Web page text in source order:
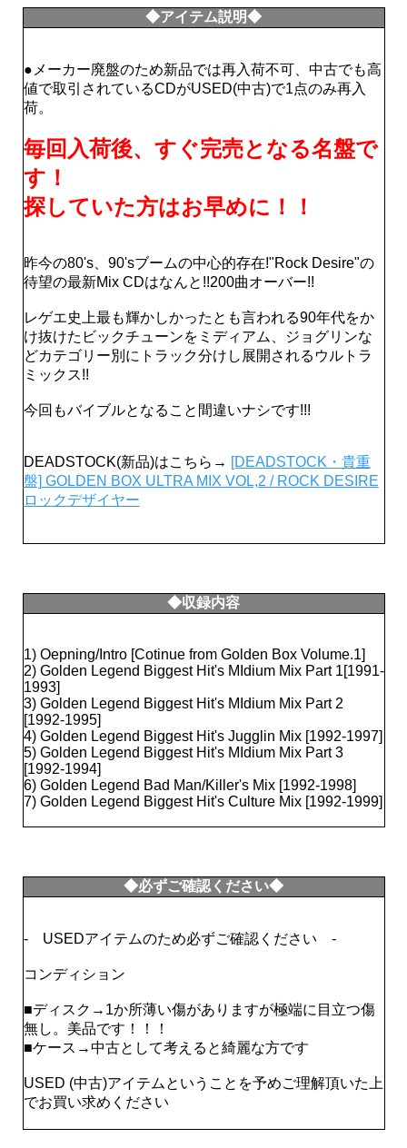
◆アイテム説明◆
●メーカー廃盤のため新品では再入荷不可、中古でも高
値で取引されているCDがUSED(中古)で1点のみ再入
荷。
毎回入荷後、すぐ完売となる名盤で
す！
探していた方はお早めに！！
昨今の80's、90'sブームの中心的存在!"Rock Desire"の
待望の最新Mix CDはなんと!!200曲オーバー!!
レゲエ史上最も輝かしかったとも言われる90年代をか
け抜けたビックチューンをミディアム、ジョグリンな
どカテゴリー別にトラック分けし展開されるウルトラ
ミックス!!
今回もバイブルとなること間違いナシです!!!
DEADSTOCK(新品)はこちら→ [DEADSTOCK・貴重
盤] GOLDEN BOX ULTRA MIX VOL,2 / ROCK DESIRE
ロックデザイヤー
◆収録内容
1) Oepning/Intro [Cotinue from Golden Box Volume.1]
2) Golden Legend Biggest Hit's MIdium Mix Part 1[1991-
1993]
3) Golden Legend Biggest Hit's MIdium Mix Part 2
[1992-1995]
4) Golden Legend Biggest Hit's Jugglin Mix [1992-1997]
5) Golden Legend Biggest Hit's MIdium Mix Part 3
[1992-1994]
6) Golden Legend Bad Man/Killer's Mix [1992-1998]
7) Golden Legend Biggest Hit's Culture Mix [1992-1999]
◆必ずご確認ください◆
- USEDアイテムのため必ずご確認ください -
コンディション
■ディスク→1か所薄い傷がありますが極端に目立つ傷
無し。美品です！！！
■ケース→中古として考えると綺麗な方です
USED (中古)アイテムということを予めご理解頂いた上
でお買い求めください